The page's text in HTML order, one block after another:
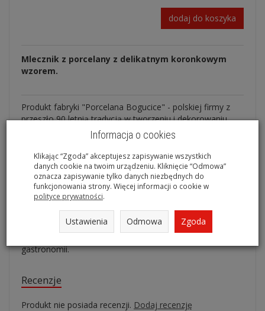
dodaj do koszyka
Mlecznik z porcelany z delikatnym koronkowym
wzorem.
Produkt fabryki "Porcelana Bogucice" - polskiej firmy z
przeszło 90 letnią tradycją w tworzeniu i dekorowaniu
wyrobów porcelanowych.
wysokość - 7,5 cm,
długość - 12,5 cm,
szerokość - 7,7 cm
pojemność - 200 ml.
gastronomii.
Recenzje
Produkt nie posiada recenzji. Dodaj recenzję
Informacja o cookies
Klikając “Zgoda” akceptujesz zapisywanie wszystkich
danych cookie na twoim urządzeniu. Kliknięcie “Odmowa”
oznacza zapisywanie tylko danych niezbędnych do
funkcjonowania strony. Więcej informacji o cookie w
polityce prywatności.
Ustawienia Odmowa Zgoda